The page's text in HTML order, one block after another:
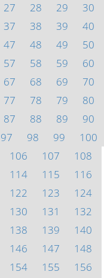
27 28 29
30
37 38 39
40
47 48 49
50
57 58 59
60
67 68 69
70
77 78 79
80
87 88 89
90
97 98 99
100
106 107
108
114 115
116
122 123
124
130 131
132
138 139
140
146 147
148
154 155
156